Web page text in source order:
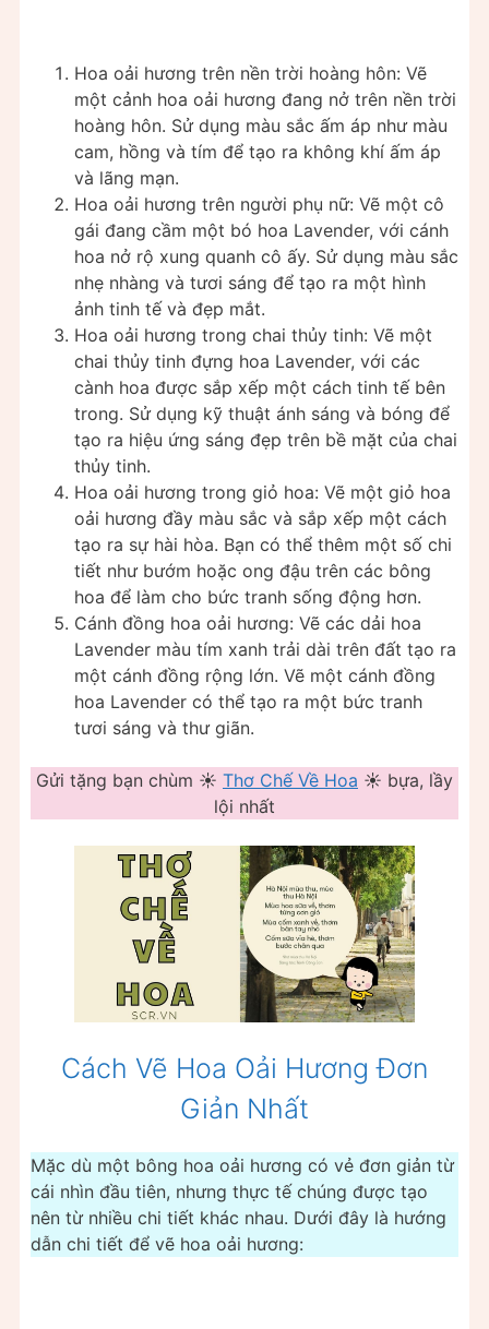
Hoa oải hương trên nền trời hoàng hôn: Vẽ
một cảnh hoa oải hương đang nở trên nền trời
hoàng hôn. Sử dụng màu sắc ấm áp như màu
cam, hồng và tím để tạo ra không khí ấm áp
và lãng mạn.
Hoa oải hương trên người phụ nữ: Vẽ một cô
gái đang cầm một bó hoa Lavender, với cánh
hoa nở rộ xung quanh cô ấy. Sử dụng màu sắc
nhẹ nhàng và tươi sáng để tạo ra một hình
ảnh tinh tế và đẹp mắt.
Hoa oải hương trong chai thủy tinh: Vẽ một
chai thủy tinh đựng hoa Lavender, với các
cành hoa được sắp xếp một cách tinh tế bên
trong. Sử dụng kỹ thuật ánh sáng và bóng để
tạo ra hiệu ứng sáng đẹp trên bề mặt của chai
thủy tinh.
Hoa oải hương trong giỏ hoa: Vẽ một giỏ hoa
oải hương đầy màu sắc và sắp xếp một cách
tạo ra sự hài hòa. Bạn có thể thêm một số chi
tiết như bướm hoặc ong đậu trên các bông
hoa để làm cho bức tranh sống động hơn.
Cánh đồng hoa oải hương: Vẽ các dải hoa
Lavender màu tím xanh trải dài trên đất tạo ra
một cánh đồng rộng lớn. Vẽ một cánh đồng
hoa Lavender có thể tạo ra một bức tranh
tươi sáng và thư giãn.
Gửi tặng bạn chùm ☀️ Thơ Chế Về Hoa ☀️ bựa, lầy
lội nhất
Cách Vẽ Hoa Oải Hương Đơn
Giản Nhất
Mặc dù một bông hoa oải hương có vẻ đơn giản từ
cái nhìn đầu tiên, nhưng thực tế chúng được tạo
nên từ nhiều chi tiết khác nhau. Dưới đây là hướng
dẫn chi tiết để vẽ hoa oải hương: